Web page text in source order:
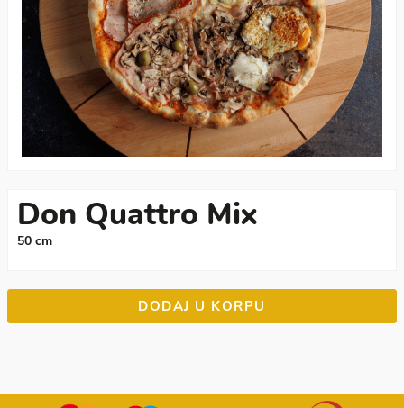
Don Quattro Mix
50 cm
DODAJ U KORPU